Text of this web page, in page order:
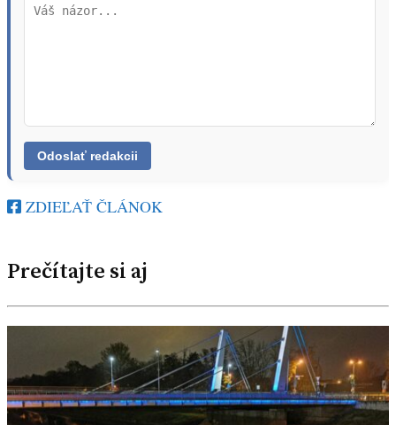
ZDIEĽAŤ ČLÁNOK
Prečítajte si aj